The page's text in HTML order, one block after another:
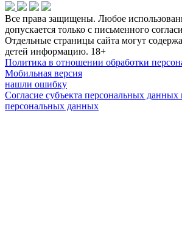
Все права защищены. Любое
допускается только с письменного
Отдельные страницы сайта могут
детей информацию. 18+
Политика в отношении обработки
Мобильная версия
нашли ошибку
Согласие субъекта персональных данных
персональных данных